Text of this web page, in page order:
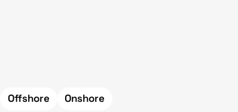
Offshore Onshore